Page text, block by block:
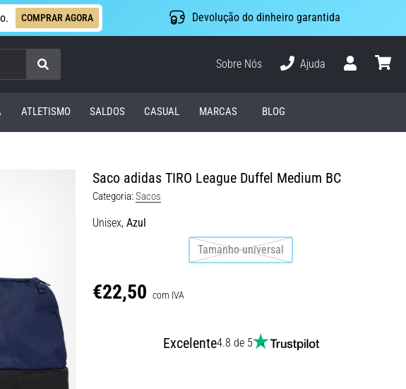
COMPRAR AGORA Devolução do dinheiro garantida
Procurar
Sobre Nós
Ajuda
ATLETISMO SALDOS CASUAL MARCAS BLOG
Saco adidas TIRO League Duffel Medium BC
Categoria:Sacos
Unisex, Azul
Tamanho universal
€22,50 com IVA
Excelente4.8 de 5